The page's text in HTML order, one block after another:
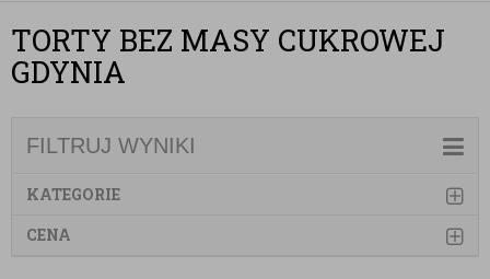
TORTY BEZ MASY CUKROWEJ
GDYNIA
FILTRUJ WYNIKI
KATEGORIE
CENA